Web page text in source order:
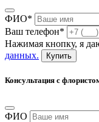
ФИО*
Ваш телефон*
Нажимая кнопку, я
данных.
Купить
Консультация с
ФИО